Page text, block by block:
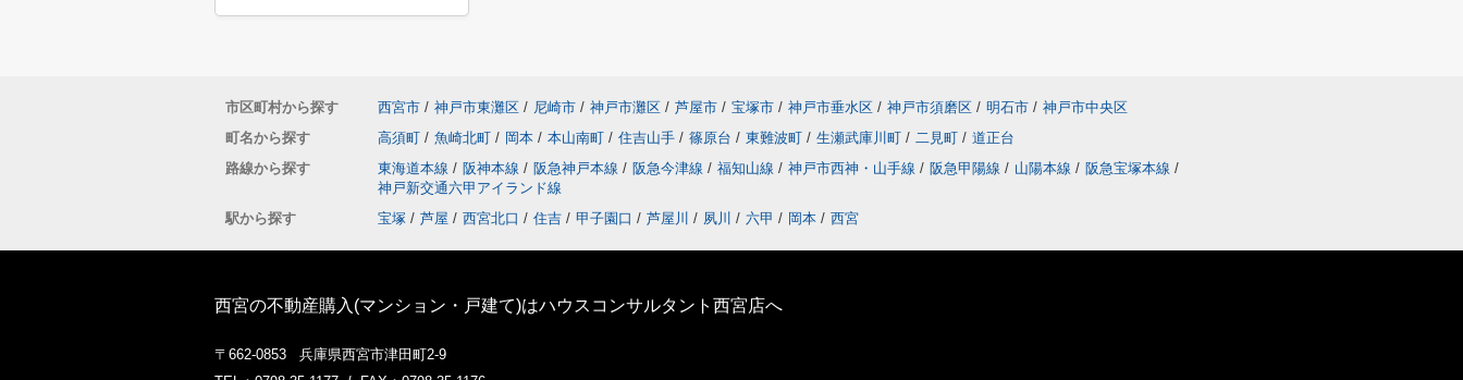
市区町村から探す 西宮市 / 神戸市東灘区 / 尼崎市 / 神戸市灘区 / 芦屋市 / 宝塚市 / 神戸市垂水区 / 神戸市須磨区 / 明石市 / 神戸市中央区
町名から探す
高須町 / 魚崎北町 / 岡本 / 本山南町 / 住吉山手 / 篠原台 / 東難波町 / 生瀬武庫川町 / 二見町 / 道正台
路線から探す
東海道本線 / 阪神本線 / 阪急神戸本線 / 阪急今津線 / 福知山線 / 神戸市西神・山手線 / 阪急甲陽線 / 山陽本線 / 阪急宝塚本線 /
神戸新交通六甲アイランド線
駅から探す
宝塚 / 芦屋 / 西宮北口 / 住吉 / 甲子園口 / 芦屋川 / 夙川 / 六甲 / 岡本 / 西宮
西宮の不動産購入(マンション・戸建て)はハウスコンサルタント西宮店へ
〒662-0853 兵庫県西宮市津田町2-9